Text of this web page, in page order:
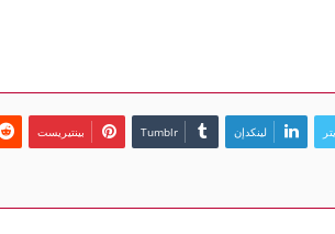
لينكدإن بينتيريست